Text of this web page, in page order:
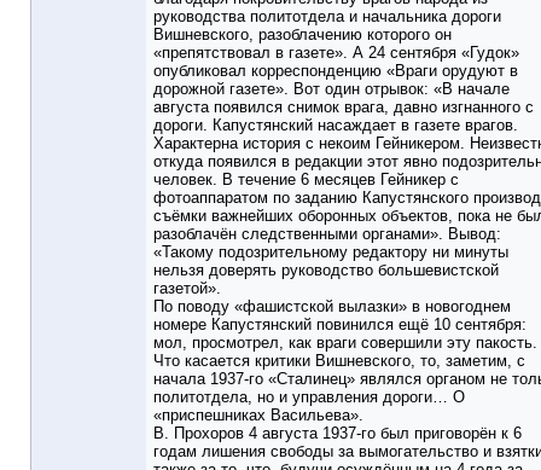
руководства политотдела и начальника дороги
Вишневского, разоблачению которого он
«препятствовал в газете». А 24 сентября «Гудок»
опубликовал корреспонденцию «Враги орудуют в
дорожной газете». Вот один отрывок: «В начале
августа появился снимок врага, давно изгнанного с
дороги. Капустянский насаждает в газете врагов.
Характерна история с некоим Гейникером.
откуда появился в редакции этот явно
человек. В течение 6 месяцев Гейникер с
фотоаппаратом по заданию Капустянского
съёмки важнейших оборонных объектов, пока не
разоблачён следственными органами». Вывод:
«Такому подозрительному редактору ни минуты
нельзя доверять руководство большевистской
газетой».
По поводу «фашистской вылазки» в новогоднем
номере Капустянский повинился ещё 10 сентября:
мол, просмотрел, как враги совершили эту пакость.
Что касается критики Вишневского, то, заметим, с
начала 1937-го «Сталинец» являлся органом не
политотдела, но и управления дороги… О
«приспешниках Васильева».
В. Прохоров 4 августа 1937-го был приговорён к 6
годам лишения свободы за вымогательство и